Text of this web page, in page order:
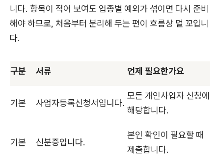
니다. 항목이 적어 보여도 업종별 예외가 섞이면 다시 준비
해야 하므로, 처음부터 분리해 두는 편이 흐름상 덜 꼬입니
다.
구분 서류 언제 필요한가요
기본 사업자등록신청서입니다.
모든 개인사업자 신청에
해당합니다.
기본 신분증입니다.
본인 확인이 필요할 때
제출합니다.